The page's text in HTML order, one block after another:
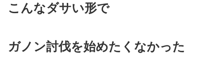
こんなダサい形で
ガノン討伐を始めたくなかった